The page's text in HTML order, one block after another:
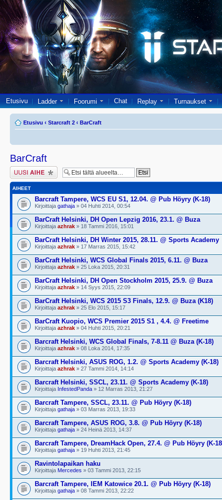
Etusivu Ladder Foorumi Chat Replay Turnaukset
Etusivu ‹ Starcraft 2 ‹ BarCraft
BarCraft
Lähetä uusi viesti
AIHEET
Barcraft Tampere, WCS EU S1, 12.04. @ Pub Höyry (K-18)
Kirjoittaja gathaja » 04 Huhti 2014, 00:54
BarCraft Helsinki, DH Open Lepzig 2016, 23.1. @ Buza
Kirjoittaja azhrak » 18 Tammi 2016, 15:01
BarCraft Helsinki, DH Winter 2015, 28.11. @ Sports Academy
Kirjoittaja azhrak » 17 Marras 2015, 15:42
BarCraft Helsinki, WCS Global Finals 2015, 6.11. @ Buza
Kirjoittaja azhrak » 25 Loka 2015, 20:31
BarCraft Helsinki, DH Open Stockholm 2015, 25.9. @ Buza
Kirjoittaja azhrak » 14 Syys 2015, 22:09
BarCraft Helsinki, WCS 2015 S3 Finals, 12.9. @ Buza (K18)
Kirjoittaja azhrak » 25 Elo 2015, 15:17
BarCraft Kuopio, WCS Premier 2015 S1 , 4.4. @ Freetime
Kirjoittaja azhrak » 04 Huhti 2015, 20:21
Barcraft Helsinki, WCS Global Finals, 7-8.11 @ Buza (K-18)
Kirjoittaja azhrak » 08 Loka 2014, 17:35
Barcraft Helsinki, ASUS ROG, 1.2. @ Sports Academy (K-18)
Kirjoittaja azhrak » 27 Tammi 2014, 14:14
Barcraft Helsinki, SSCL, 23.11. @ Sports Academy (K-18)
Kirjoittaja InfestedPanda » 12 Marras 2013, 21:27
Barcraft Tampere, SSCL, 23.11. @ Pub Höyry (K-18)
Kirjoittaja gathaja » 03 Marras 2013, 19:33
Barcraft Tampere, ASUS ROG, 3.8. @ Pub Höyry (K-18)
Kirjoittaja gathaja » 24 Heinä 2013, 14:37
Barcraft Tampere, DreamHack Open, 27.4. @ Pub Höyry (K-
Kirjoittaja gathaja » 19 Huhti 2013, 21:45
Ravintolapaikan haku
Kirjoittaja Mercedes » 03 Tammi 2013, 22:15
Barcraft Tampere, IEM Katowice 20.1. @ Pub Höyry (K-18)
Kirjoittaja gathaja » 08 Tammi 2013, 22:22